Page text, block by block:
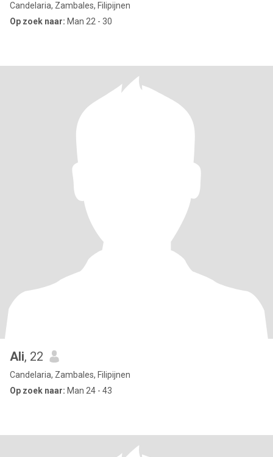
Candelaria, Zambales, Filipijnen
Op zoek naar: Man 22 - 30
Ali, 22
Candelaria, Zambales, Filipijnen
Op zoek naar: Man 24 - 43